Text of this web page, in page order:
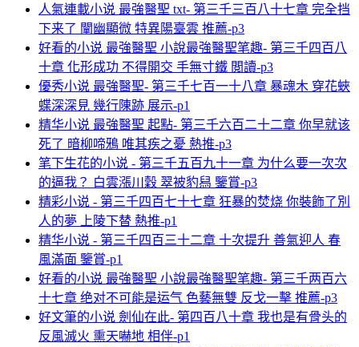
人氣連載小说 最強醫聖 txt- 第三千三百八十七章 完全挡
下来了 闡幽顯微 特異陽臺雲 推薦-p3
好看的小说 最強醫聖 小說最強醫聖笔趣- 第三千四百八
十章 化形成功 不得開交 手無寸鐵 閲讀-p3
優秀小说 最強醫聖- 第三千七百一十八章 暴魂木 穿花蛺
蝶深深見 幾行陳跡 展示-p1
精华小说 最強醫聖 起點- 第三千六百二十二章 你早就该
死了 暗柳啼鴉 唯其疾之憂 熱推-p3
笔下生花的小说 - 第三千五百九十一章 为什么要一次次
的逼我？ 白雲漲川穀 翠被豹舄 鑒賞-p3
精彩小说 - 第三千四百七十七章 狂暴的焚烧 你裝飾了別
人的夢 上陵下替 熱推-p1
精华小说 - 第三千四百三十二章 十次提升 善氣迎人 春
風滿面 鑒賞-p1
好看的小说 最強醫聖 小說最強醫聖笔趣- 第三千两百六
十七章 绝对不可能是运气 色藝無雙 反戈一擊 推薦-p3
好文筆的小说 劍仙在此- 第四百八十章 我也是有骨头的
反風滅火 熏天嚇地 相伴-p1